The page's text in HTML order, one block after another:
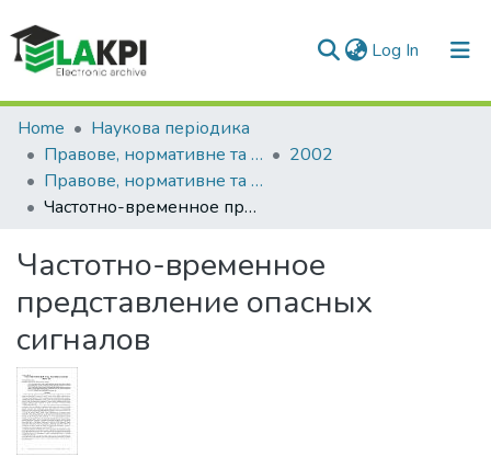
Log In (current)
Communities & Collections
All of DSpace
Statistics
Home
Наукова періодика
Правове, нормативне та метрологічне забезпечення системи захисту інформації в Україні
2002
Правове, нормативне та метрологічне забезпечення системи захисту інформації в Україні: науково-технічний збірник, Вип. 4
Частотно-временное представление опасных сигналов
Частотно-временное
представление опасных
сигналов